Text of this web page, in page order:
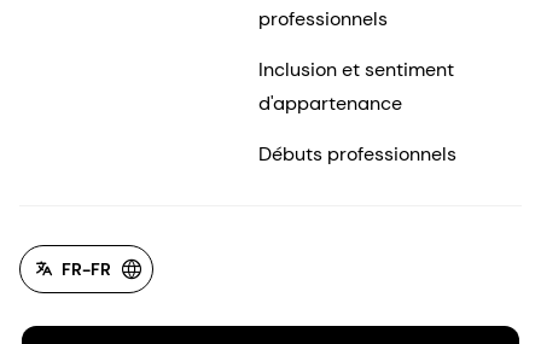
professionnels
Inclusion et sentiment
d'appartenance
Débuts professionnels
FR-FR